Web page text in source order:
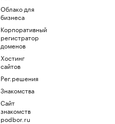
Облако для
бизнеса
Корпоративный
регистратор
доменов
Хостинг
сайтов
Рег.решения
Знакомства
Сайт
знакомств
podbor.ru